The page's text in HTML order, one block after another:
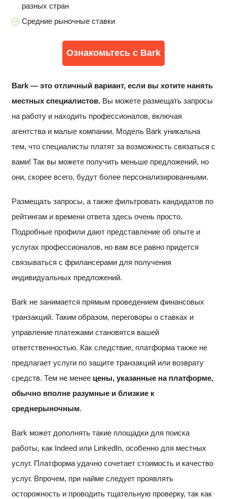
разных стран
Средние рыночные ставки
Ознакомьтесь с Bark
Bark — это отличный вариант, если вы хотите нанять
местных специалистов. Вы можете размещать запросы
на работу и находить профессионалов, включая
агентства и малые компании. Модель Bark уникальна
тем, что специалисты платят за возможность связаться с
вами! Так вы можете получить меньше предложений, но
они, скорее всего, будут более персонализированными.
Размещать запросы, а также фильтровать кандидатов по
рейтингам и времени ответа здесь очень просто.
Подробные профили дают представление об опыте и
услугах профессионалов, но вам все равно придется
связываться с фрилансерами для получения
индивидуальных предложений.
Bark не занимается прямым проведением финансовых
транзакций. Таким образом, переговоры о ставках и
управление платежами становятся вашей
ответственностью. Как следствие, платформа также не
предлагает услуги по защите транзакций или возврату
средств. Тем не менее цены, указанные на платформе,
обычно вполне разумные и близкие к
среднерыночным.
Bark может дополнять такие площадки для поиска
работы, как Indeed или LinkedIn, особенно для местных
услуг. Платформа удачно сочетает стоимость и качество
услуг. Впрочем, при найме следует проявлять
осторожность и проводить тщательную проверку, так как